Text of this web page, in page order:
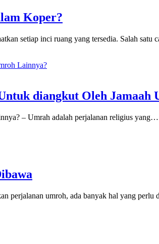
Koper?
setiap inci ruang yang tersedia. Salah satu
diangkut Oleh Jamaah
– Umrah adalah perjalanan religius yang…
perjalanan umroh, ada banyak hal yang